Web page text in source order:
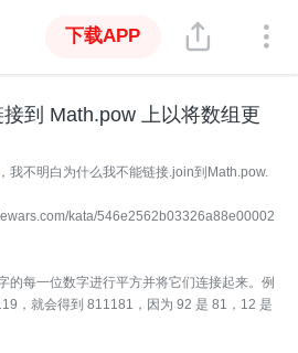
下载APP
到 Math.pow 上以将数组更
我不明白为什么我不能链接.join到Math.pow.
kata/546e2562b03326a88e00002
的每一位数字进行平方并将它们连接起来。例
，就会得到 811181，因为 92 是 81，12 是